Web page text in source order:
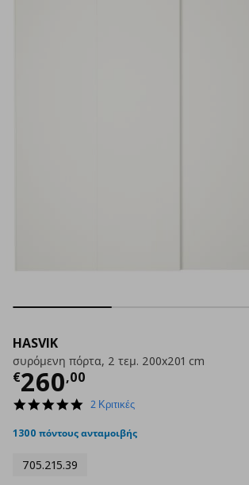
HASVIK
συρόμενη πόρτα, 2 τεμ. 200x201 cm
€260,00
Τρέχουσα τιμή
5.0
rating
2 Κριτικές
1300 πόντους ανταμοιβής
705.215.39